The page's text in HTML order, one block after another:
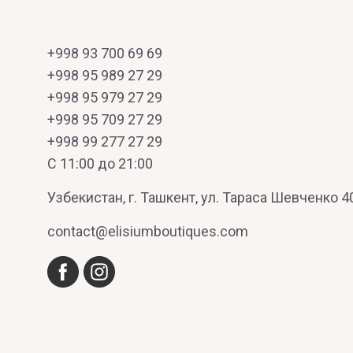
+998 93 700 69 69
+998 95 989 27 29
+998 95 979 27 29
+998 95 709 27 29
+998 99 277 27 29
C 11:00 до 21:00
Узбекистан, г. Ташкент, ул. Тараса Шевченко
contact@elisiumboutiques.com